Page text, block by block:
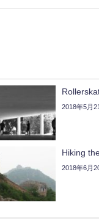
2018年5月
Hiking
2018年6月